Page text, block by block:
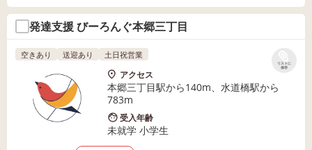
発達支援 びーろんぐ本郷三丁目
リストに
保存
空きあり 送迎あり 土日祝営業
アクセス
本郷三丁目駅から140m、水道橋駅から
783m
受入年齢
未就学 小学生